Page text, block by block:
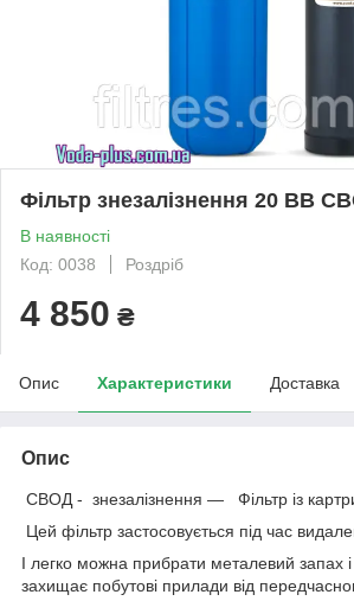
Фільтр знезалізнення 20 ВВ
В наявності
Код: 0038
Роздріб
4 850 ₴
Опис Характеристики Доставка
Опис
СВОД - знезалізнення — Фільтр із
Цей фільтр застосовується під час
І легко можна прибрати металевий запах і
захищає побутові прилади від